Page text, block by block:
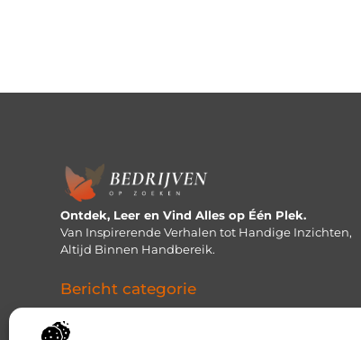
Ontdek, Leer en Vind Alles op Één Plek.
Van Inspirerende Verhalen tot Handige Inzichten,
Altijd Binnen Handbereik.
Bericht categorie